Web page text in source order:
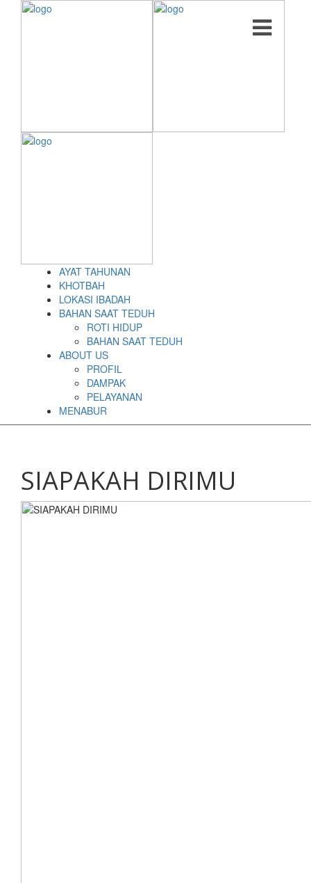
AYAT TAHUNAN
KHOTBAH
LOKASI IBADAH
BAHAN SAAT TEDUH
ROTI HIDUP
BAHAN SAAT TEDUH
ABOUT US
PROFIL
DAMPAK
PELAYANAN
MENABUR
SIAPAKAH DIRIMU